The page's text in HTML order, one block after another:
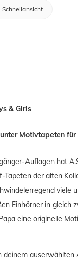
Schnellansicht
& Girls
Motivtapeten für
Auflagen hat
Tapeten der alten
viele
Einhörner in gleich
eine originelle
deinem